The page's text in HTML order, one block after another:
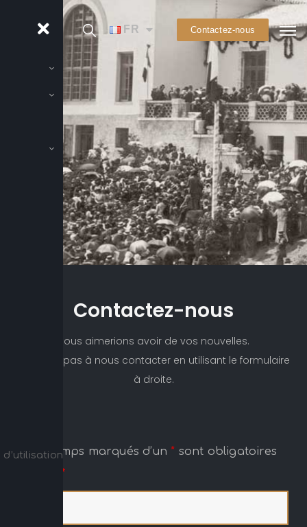
FR Contactez-nous
Contactez-nous
Nous aimerions avoir de vos nouvelles.
N’hésitez pas à nous contacter en utilisant le formulaire
à droite.
Les champs marqués d’un* sont obligatoires
*